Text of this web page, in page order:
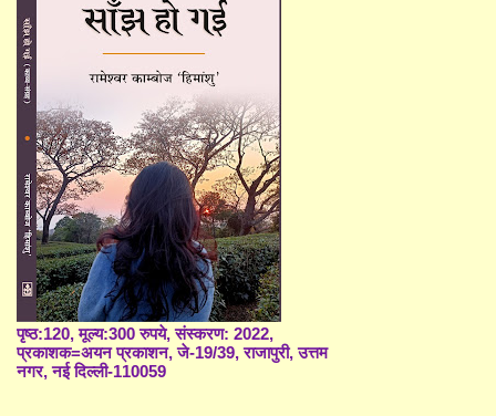
पृष्ठ:120, मूल्य:300 रुपये, संस्करण: 2022,
प्रकाशक=अयन प्रकाशन, जे-19/39, राजापुरी, उत्तम
नगर, नई दिल्ली-110059